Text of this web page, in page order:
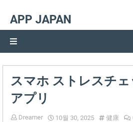
APP JAPAN
スマホ ストレスチ
アプリ
Dreamer 10월 30, 2025 健康